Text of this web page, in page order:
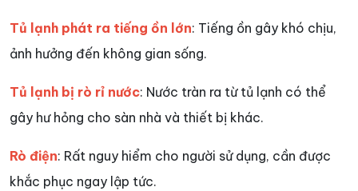
Tủ lạnh phát ra tiếng ồn lớn: Tiếng ồn gây khó chịu,
ảnh hưởng đến không gian sống.
Tủ lạnh bị rò rỉ nước: Nước tràn ra từ tủ lạnh có thể
gây hư hỏng cho sàn nhà và thiết bị khác.
Rò điện: Rất nguy hiểm cho người sử dụng, cần được
khắc phục ngay lập tức.